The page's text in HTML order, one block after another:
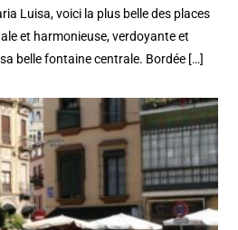
Luisa, voici la plus belle des places
et harmonieuse, verdoyante et
belle fontaine centrale. Bordée […]